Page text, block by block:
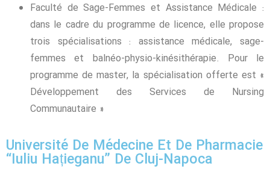
Faculté de Sage-Femmes et Assistance Médicale :
dans le cadre du programme de licence, elle propose
trois spécialisations : assistance médicale, sage-
femmes et balnéo-physio-kinésithérapie. Pour le
programme de master, la spécialisation offerte est «
Développement des Services de Nursing
Communautaire »
Université De Médecine Et De Pharmacie
“Iuliu Hațieganu” De Cluj-Napoca